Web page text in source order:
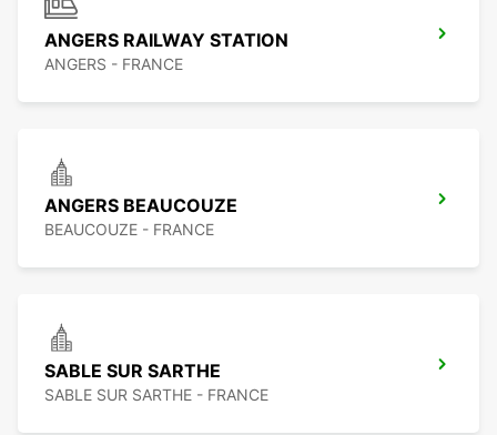
ANGERS RAILWAY STATION
ANGERS - FRANCE
ANGERS BEAUCOUZE
BEAUCOUZE - FRANCE
SABLE SUR SARTHE
SABLE SUR SARTHE - FRANCE